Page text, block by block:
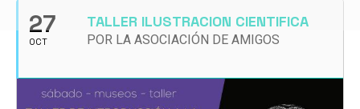
27
OCT
TALLER ILUSTRACION CIENTIFICA
POR LA ASOCIACIÓN DE AMIGOS